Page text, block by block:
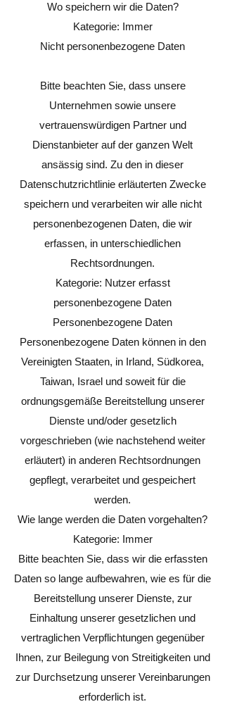
Wo speichern wir die Daten?
Kategorie: Immer
Nicht personenbezogene Daten
Bitte beachten Sie, dass unsere
Unternehmen sowie unsere
vertrauenswürdigen Partner und
Dienstanbieter auf der ganzen Welt
ansässig sind. Zu den in dieser
Datenschutzrichtlinie erläuterten Zwecke
speichern und verarbeiten wir alle nicht
personenbezogenen Daten, die wir
erfassen, in unterschiedlichen
Rechtsordnungen.
Kategorie: Nutzer erfasst
personenbezogene Daten
Personenbezogene Daten
Personenbezogene Daten können in den
Vereinigten Staaten, in Irland, Südkorea,
Taiwan, Israel und soweit für die
ordnungsgemäße Bereitstellung unserer
Dienste und/oder gesetzlich
vorgeschrieben (wie nachstehend weiter
erläutert) in anderen Rechtsordnungen
gepflegt, verarbeitet und gespeichert
werden.
Wie lange werden die Daten vorgehalten?
Kategorie: Immer
Bitte beachten Sie, dass wir die erfassten
Daten so lange aufbewahren, wie es für die
Bereitstellung unserer Dienste, zur
Einhaltung unserer gesetzlichen und
vertraglichen Verpflichtungen gegenüber
Ihnen, zur Beilegung von Streitigkeiten und
zur Durchsetzung unserer Vereinbarungen
erforderlich ist.